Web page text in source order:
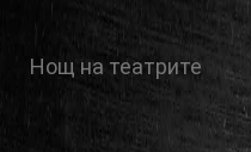
Нощ на театрите